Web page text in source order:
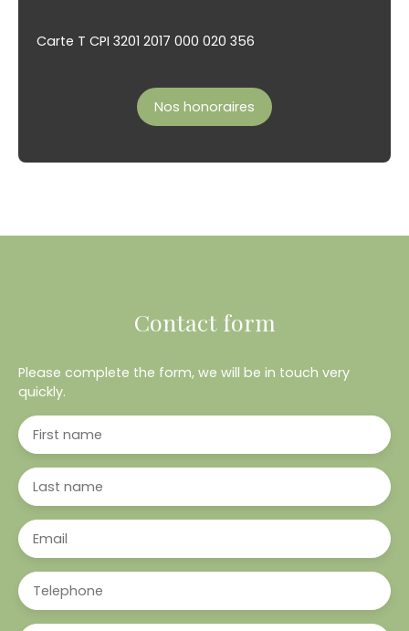
Carte T CPI 3201 2017 000 020 356
Nos honoraires
Contact form
Please complete the form, we will be in touch very
quickly.
First name
Last name
Email
Telephone